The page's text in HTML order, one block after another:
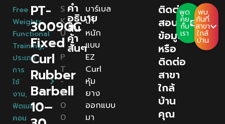
Free
Weights,
Functional
Training,
ประเภท
การ
ใช้
งาน,
ฟิตเนส
คอน
PT-
3009GC
Fixed
Curl
Rubber
Barbell
10–
S
K
U
:
P
T
-
3
0
0
คํา
อธิบาย
สิน
ค้า
สั้นๆ
บาร์เบล
น้ำ
หนัก
แบบ
EZ
Curl
หุ้ม
ยาง
ออกแบบ
มา
ติดต่อ
สอบถาม
ข้อมูล
หรือ
ติดต่อ
สาขา
ใกล้
บ้าน
คุณ
พูด
คุย
กับ
เรา
พบ
กันที่
สาขา
ใกล้
บ้าน